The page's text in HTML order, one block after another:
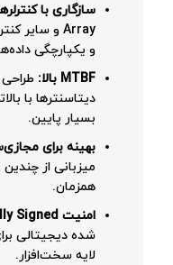
سازگاری با
و یکپارچگی
MTBF بالا:
دیتاسنترها با
بسیار پایین.
بهینه برای
همزمان.
امنیت Digitally Signed:
شده دیجیتالی
لایه سخت‌افزار.